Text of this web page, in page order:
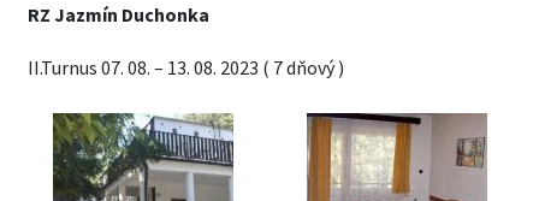
RZ Jazmín Duchonka
II.Turnus 07. 08. – 13. 08. 2023 ( 7 dňový )